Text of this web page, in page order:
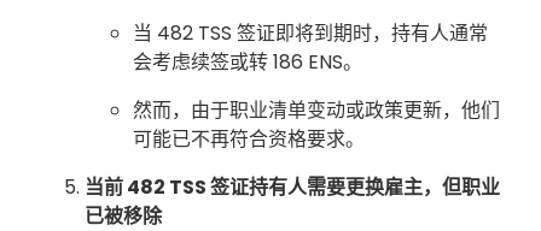
当 482 TSS 签证即将到期时，持有人通常
会考虑续签或转 186 ENS。
然而，由于职业清单变动或政策更新，他们
可能已不再符合资格要求。
当前 482 TSS 签证持有人需要更换雇主，但职业
已被移除